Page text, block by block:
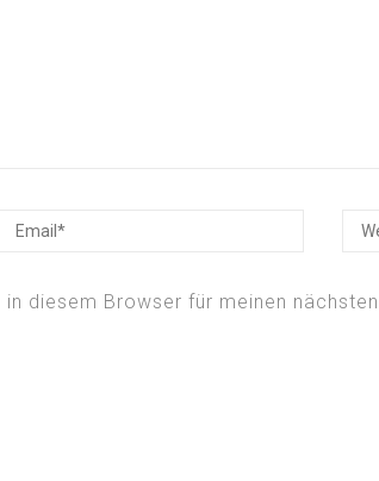
diesem Browser für meinen